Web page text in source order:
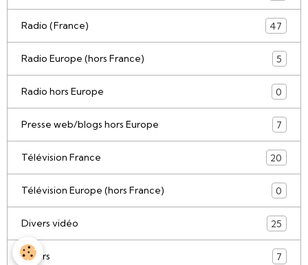
Radio (France) 47
Radio Europe (hors France) 5
Radio hors Europe 0
Presse web/blogs hors Europe 7
Télévision France 20
Télévision Europe (hors France) 0
Divers vidéo 25
Divers 7